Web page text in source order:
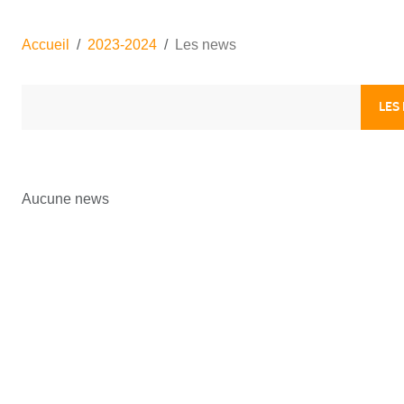
Accueil 2023-2024 Les news
LES
Aucune news